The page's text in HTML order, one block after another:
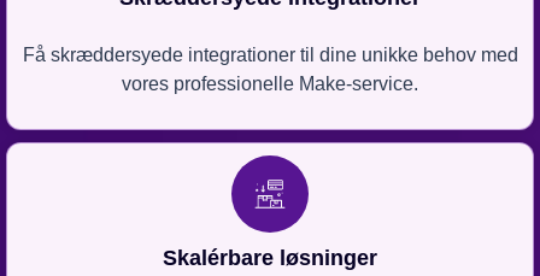
Få skræddersyede integrationer til dine unikke behov med
vores professionelle Make-service.
Skalérbare løsninger